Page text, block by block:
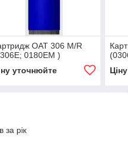
OAT 306 M/R
0180EM )
уточнюйте
за рік